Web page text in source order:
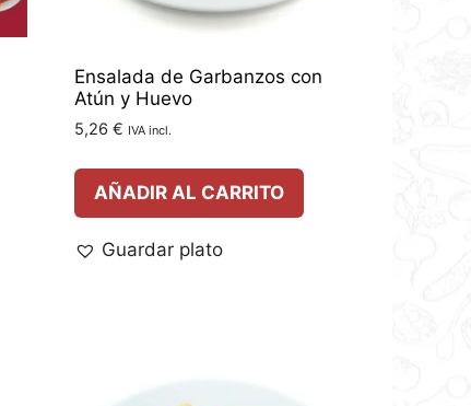
Ensalada de Garbanzos con
Atún y Huevo
5,26 € IVA incl.
AÑADIR AL CARRITO
Guardar plato